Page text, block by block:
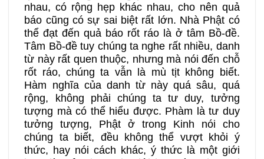
nhau, có rộng hẹp khác nhau, cho nên quả
báo cũng có sự sai biệt rất lớn. Nhà Phật có
thể đạt đến quả báo rốt ráo là ở tâm Bồ-đề.
Tâm Bồ-đề tuy chúng ta nghe rất nhiều, danh
từ này rất quen thuộc, nhưng mà nói đến chỗ
rốt ráo, chúng ta vẫn là mù tịt không biết.
Hàm nghĩa của danh từ này quá sâu, quá
rộng, không phải chúng ta tư duy, tưởng
tượng mà có thể hiểu được. Phàm là tư duy
tưởng tượng, Phật ở trong Kinh nói cho
chúng ta biết, đều không thể vượt khỏi ý
thức, hay nói cách khác, ý thức là một giới